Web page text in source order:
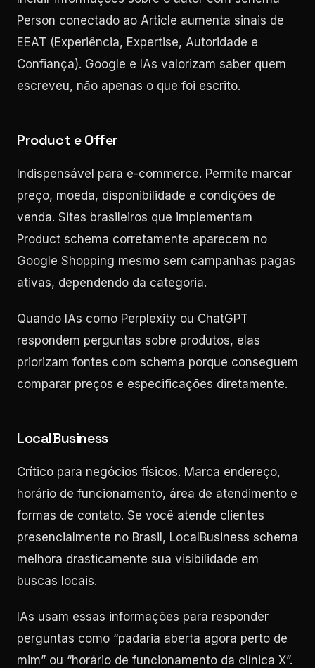
Person conectado ao Article aumenta sinais de
EEAT (Experiência, Expertise, Autoridade e
Confiança). Google e IAs valorizam saber quem
escreveu, não apenas o que foi escrito.
Product e Offer
Indispensável para e-commerce. Permite marcar
preço, moeda, disponibilidade e condições de
venda. Sites brasileiros que implementam
Product schema corretamente aparecem no
Google Shopping mesmo sem campanhas pagas
ativas, dependendo da categoria.
Quando IAs como Perplexity ou ChatGPT
respondem perguntas sobre produtos, elas
priorizam fontes com schema porque conseguem
comparar preços e especificações diretamente.
LocalBusiness
Crítico para negócios físicos. Marca endereço,
horário de funcionamento, área de atendimento e
formas de contato. Se você atende clientes
presencialmente no Brasil, LocalBusiness schema
melhora drasticamente sua visibilidade em
buscas locais.
IAs usam essas informações para responder
perguntas como “padaria aberta agora perto de
mim” ou “horário de funcionamento da clínica X”.